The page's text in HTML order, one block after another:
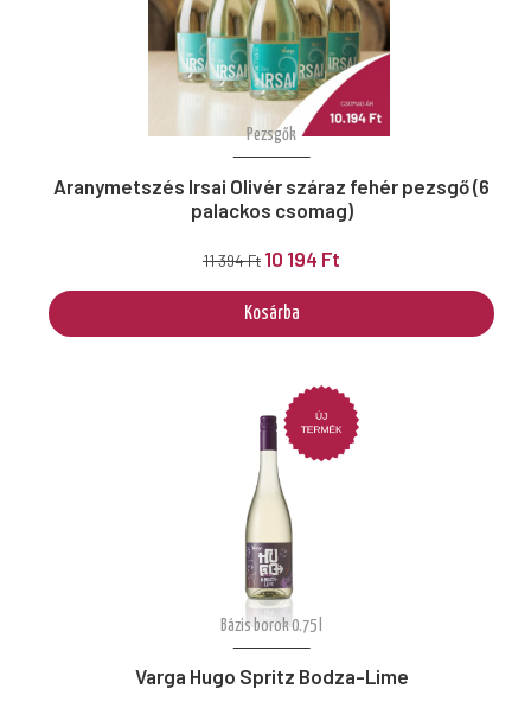
Pezsgők
Aranymetszés Irsai Olivér száraz fehér pezsgő (6
palackos csomag)
11 394 Ft 10 194 Ft
Kosárba
Bázis borok 0.75 l
Varga Hugo Spritz Bodza-Lime